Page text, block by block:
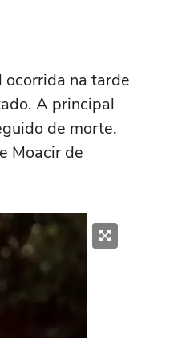
na tarde
A principal
de morte.
Moacir de